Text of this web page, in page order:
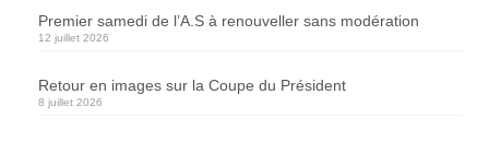
Séniors
Premier samedi de l’A.S à renouveller sans modération
12 juillet 2026
Retour en images sur la Coupe du Président
8 juillet 2026